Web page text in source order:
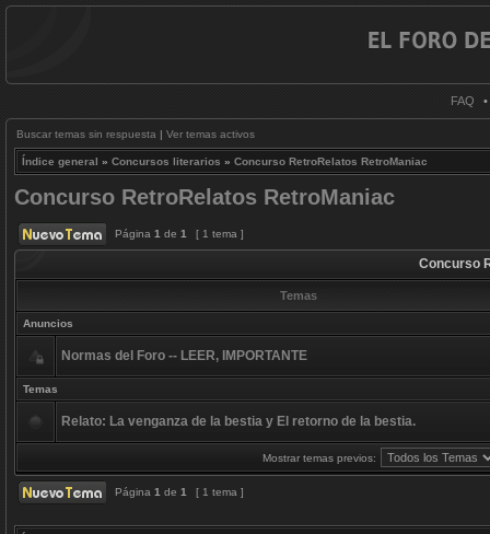
FAQ •
Buscar temas sin respuesta | Ver temas activos
Índice general » Concursos literarios » Concurso RetroRelatos RetroManiac
Concurso RetroRelatos RetroManiac
Página 1 de 1 [ 1 tema ]
Concurso
Temas
Anuncios
Normas del Foro -- LEER, IMPORTANTE
Temas
Relato: La venganza de la bestia y El retorno de la bestia.
Mostrar temas previos:
Página 1 de 1 [ 1 tema ]